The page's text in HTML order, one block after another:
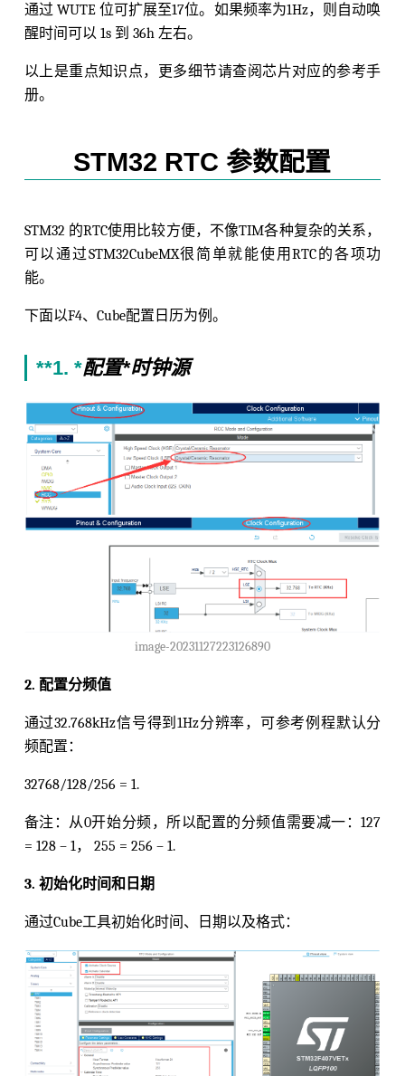
通过 WUTE 位可扩展至17位。如果频率为1Hz，则自动唤
醒时间可以 1s 到 36h 左右。
以上是重点知识点，更多细节请查阅芯片对应的参考手
册。
STM32 RTC 参数配置
STM32 的RTC使用比较方便，不像TIM各种复杂的关系，
可以通过STM32CubeMX很简单就能使用RTC的各项功
能。
下面以F4、Cube配置日历为例。
**1. *配置*时钟源
image-20231127223126890
2. 配置分频值
通过32.768kHz信号得到1Hz分辨率，可参考例程默认分
频配置：
32768/128/256 = 1.
备注：从0开始分频，所以配置的分频值需要减一：127
= 128 – 1， 255 = 256 – 1.
3. 初始化时间和日期
通过Cube工具初始化时间、日期以及格式：